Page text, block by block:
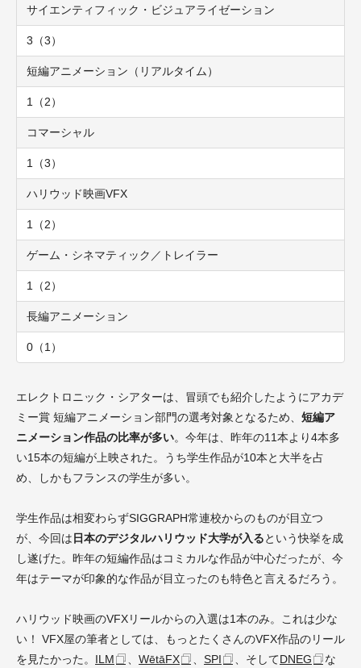
サイエンティフィック・ビジュアライゼーション
3（3）
短編アニメーション（リアルタイム）
1（2）
コマーシャル
1（3）
ハリウッド映画VFX
1（2）
ゲーム・シネマティック／トレイラー
1（2）
長編アニメーション
0（1）
エレクトロニック・シアターは、冒頭でも紹介したようにアカデ
ミー賞 短編アニメーション部門の選考対象となるため、 短編ア
ニメーション作品の比率が多い。今年は、昨年の11本より4本多
い15本の短編が上映された。うち学生作品が10本と大半を占
め、しかもフランスの学生が多い。
学生作品は相変わらずSIGGRAPH常連校からのものが目立つ
が、今回は 日本のデジタルハリウッド大学が入るという快挙を成
し遂げた。昨年の短編作品はコミカルな作品が中心だったが、今
年はテーマが印象的な作品が目立ったのも特色と言えるだろう。
ハリウッド映画のVFXリールからの入選は1本のみ。これは少な
い！ VFX屋の筆者としては、もっとたくさんのVFX作品のリール
を見たかった。 ILM WētāFX SPI 、そしてDNEG
な